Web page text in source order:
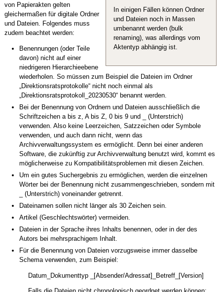
In einigen Fällen können Ordner
und Dateien noch in Massen
umbenannt werden (bulk
renaming), was allerdings vom
Aktentyp abhängig ist.
von Papierakten gelten
gleichermaßen für digitale Ordner
und Dateien. Folgendes muss
zudem beachtet werden:
Benennungen (oder Teile
davon) nicht auf einer
niedrigeren Hierarchieebene
wiederholen. So müssen zum Beispiel die Dateien im Ordner
„Direktionsratsprotokolle“ nicht noch einmal als
„Direktionsratsprotokoll_20230530“ benannt werden.
Bei der Benennung von Ordnern und Dateien ausschließlich die
Schriftzeichen a bis z, A bis Z, 0 bis 9 und _ (Unterstrich)
verwenden. Also keine Leerzeichen, Satzzeichen oder Symbole
verwenden, und auch dann nicht, wenn das
Archivverwaltungssystem es ermöglicht. Denn bei einer anderen
Software, die zukünftig zur Archivverwaltung benutzt wird, kommt es
möglicherweise zu Kompatibilitätsproblemen mit diesen Zeichen.
Um ein gutes Suchergebnis zu ermöglichen, werden die einzelnen
Wörter bei der Benennung nicht zusammengeschrieben, sondern mit
_ (Unterstrich) voneinander getrennt.
Dateinamen sollen nicht länger als 30 Zeichen sein.
Artikel (Geschlechtswörter) vermeiden.
Dateien in der Sprache ihres Inhalts benennen, oder in der des
Autors bei mehrsprachigem Inhalt.
Für die Benennung von Dateien vorzugsweise immer dasselbe
Schema verwenden, zum Beispiel:
Datum_Dokumenttyp _[Absender/Adressat]_Betreff_[Version]